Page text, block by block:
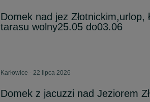
Domek nad jez Złotnickim,urlop,
tarasu wolny25.05 do03.06
Karłowice - 22 lipca 2026
Domek z jacuzzi nad Jeziorem